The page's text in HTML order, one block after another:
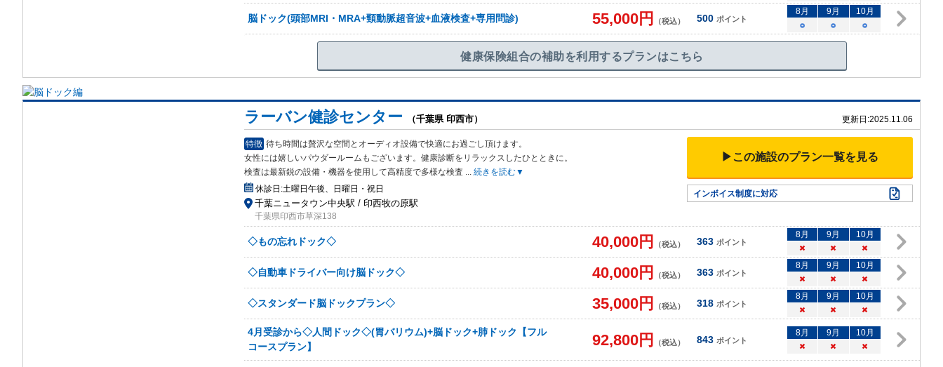
脳ドック(頭部MRI・MRA+頸動脈超音波+血液検査+専用問診) 55,000円 （税込） 500 ポイント
8月 9月 10月
○
○ ○
健康保険組合の補助を利用するプランはこちら
ラーバン健診センター （千葉県 印西市） 更新日:2025.11.06
特徴 待ち時間は贅沢な空間とオーディオ設備で快適にお過ごし頂けます。
女性には嬉しいパウダールームもございます。健康診断をリラックスしたひとときに。
検査は最新鋭の設備・機器を使用して高精度で多様な検査 ... 続きを読む▼
休診日:土曜日午後、日曜日・祝日
千葉ニュータウン中央駅 / 印西牧の原駅
千葉県印西市草深138
▶この施設のプラン一覧を見る
インボイス制度に対応
◇もの忘れドック◇ 40,000円 （税込） 363 ポイント
8月 9月 10月
×
× ×
◇自動車ドライバー向け脳ドック◇ 40,000円 （税込） 363 ポイント
8月 9月 10月
×
× ×
◇スタンダード脳ドックプラン◇ 35,000円 （税込） 318 ポイント
8月 9月 10月
×
× ×
4月受診から◇人間ドック◇(胃バリウム)+脳ドック+肺ドック【フル
コースプラン】
92,800円 （税込） 843 ポイント
8月 9月 10月
×
× ×